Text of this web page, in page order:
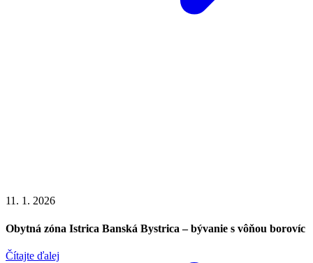
11. 1. 2026
Obytná zóna Istrica Banská Bystrica – bývanie s vôňou borovíc
Čítajte ďalej